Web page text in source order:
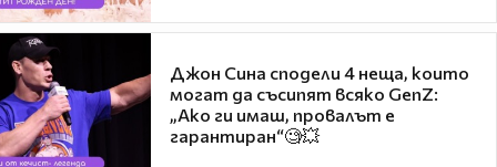
Джон Сина сподели 4 неща, които
могат да съсипят всяко GenZ:
„Ако ги имаш, провалът е
гарантиран“🧐💥